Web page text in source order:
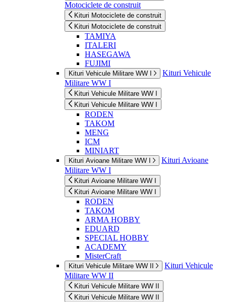
Motociclete de construit
Kituri Motociclete de construit
Kituri Motociclete de construit
TAMIYA
ITALERI
HASEGAWA
FUJIMI
Kituri Vehicule Militare WW I
Kituri Vehicule
Militare WW I
Kituri Vehicule Militare WW I
Kituri Vehicule Militare WW I
RODEN
TAKOM
MENG
ICM
MINIART
Kituri Avioane Militare WW I
Kituri Avioane
Militare WW I
Kituri Avioane Militare WW I
Kituri Avioane Militare WW I
RODEN
TAKOM
ARMA HOBBY
EDUARD
SPECIAL HOBBY
ACADEMY
MisterCraft
Kituri Vehicule Militare WW II
Kituri Vehicule
Militare WW II
Kituri Vehicule Militare WW II
Kituri Vehicule Militare WW II